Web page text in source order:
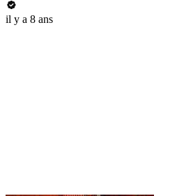
il y a 8 ans